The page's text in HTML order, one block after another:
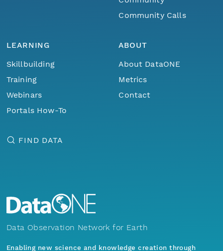
Community Calls
LEARNING
Skillbuilding
Training
Webinars
Portals How-To
ABOUT
About DataONE
Metrics
Contact
FIND DATA
Data Observation Network for Earth
Enabling new science and knowledge creation through